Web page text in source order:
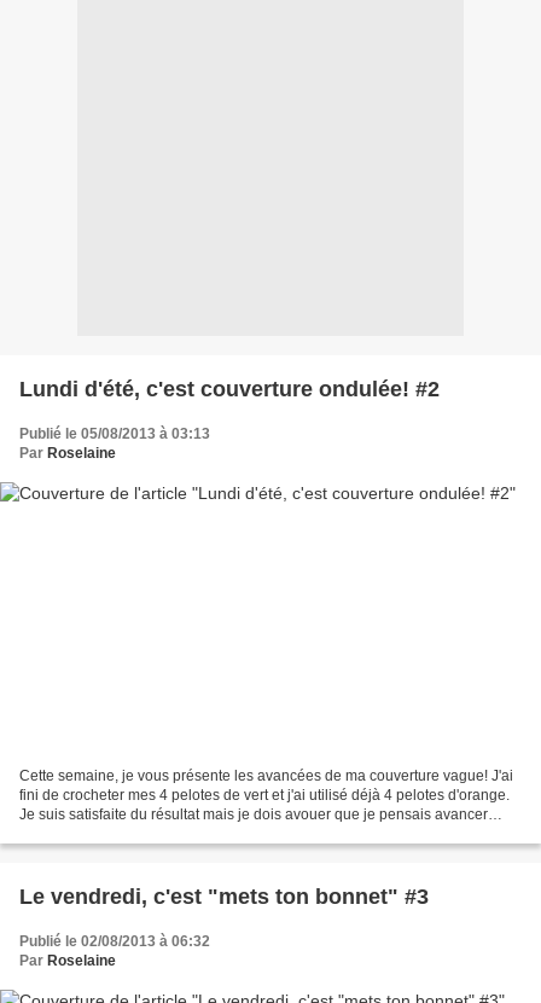
Lundi d'été, c'est couverture ondulée! #2
Publié le 05/08/2013 à 03:13
Par Roselaine
Cette semaine, je vous présente les avancées de ma couverture vague! J'ai
fini de crocheter mes 4 pelotes de vert et j'ai utilisé déjà 4 pelotes d'orange.
Je suis satisfaite du résultat mais je dois avouer que je pensais avancer
Le vendredi, c'est "mets ton bonnet" #3
Publié le 02/08/2013 à 06:32
Par Roselaine